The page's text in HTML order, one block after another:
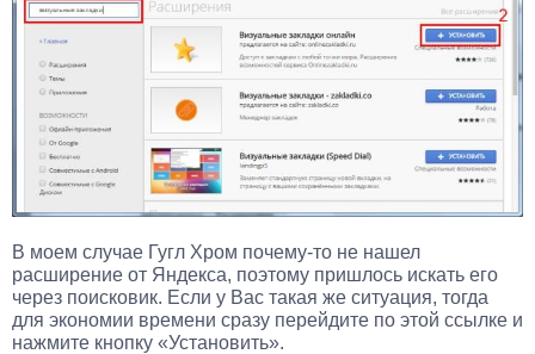
В моем случае Гугл Хром почему-то не нашел
расширение от Яндекса, поэтому пришлось искать его
через поисковик. Если у Вас такая же ситуация, тогда
для экономии времени сразу перейдите по этой ссылке и
нажмите кнопку «Установить».